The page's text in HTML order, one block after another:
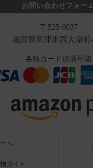
お問い合わせフォー
〒525-0037
滋賀県草津市西大路町
各種カード決済可能
ム
ガイド